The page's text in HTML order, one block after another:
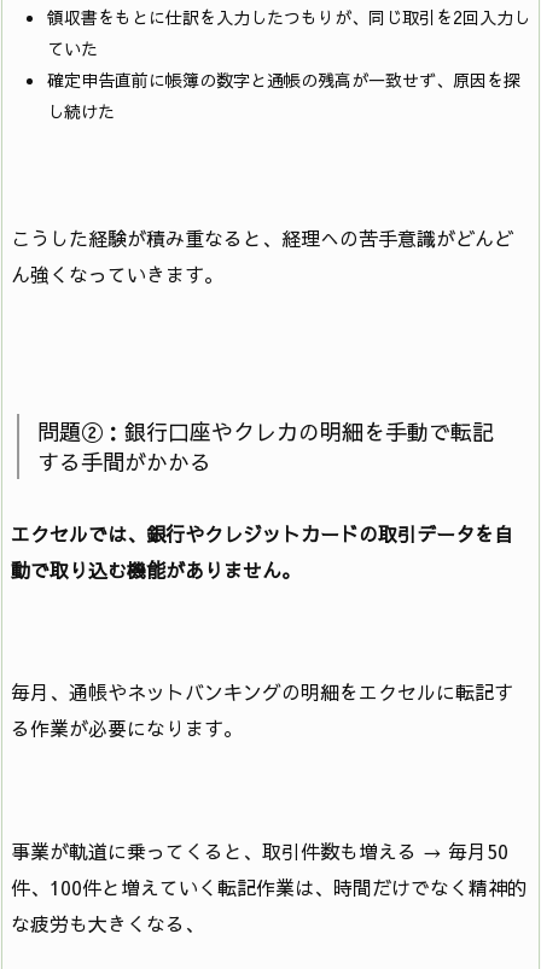
領収書をもとに仕訳を入力したつもりが、同じ取引を2回入力し
ていた
確定申告直前に帳簿の数字と通帳の残高が一致せず、原因を探
し続けた
こうした経験が積み重なると、経理への苦手意識がどんど
ん強くなっていきます。
問題②：銀行口座やクレカの明細を手動で転記
する手間がかかる
エクセルでは、銀行やクレジットカードの取引データを自
動で取り込む機能がありません。
毎月、通帳やネットバンキングの明細をエクセルに転記す
る作業が必要になります。
事業が軌道に乗ってくると、取引件数も増える → 毎月50
件、100件と増えていく転記作業は、時間だけでなく精神的
な疲労も大きくなる、